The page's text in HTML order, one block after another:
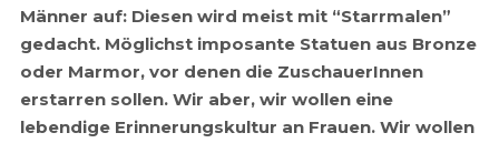
Männer auf: Diesen wird meist mit “Starrmalen”
gedacht. Möglichst imposante Statuen aus Bronze
oder Marmor, vor denen die ZuschauerInnen
erstarren sollen. Wir aber, wir wollen eine
lebendige Erinnerungskultur an Frauen. Wir wollen